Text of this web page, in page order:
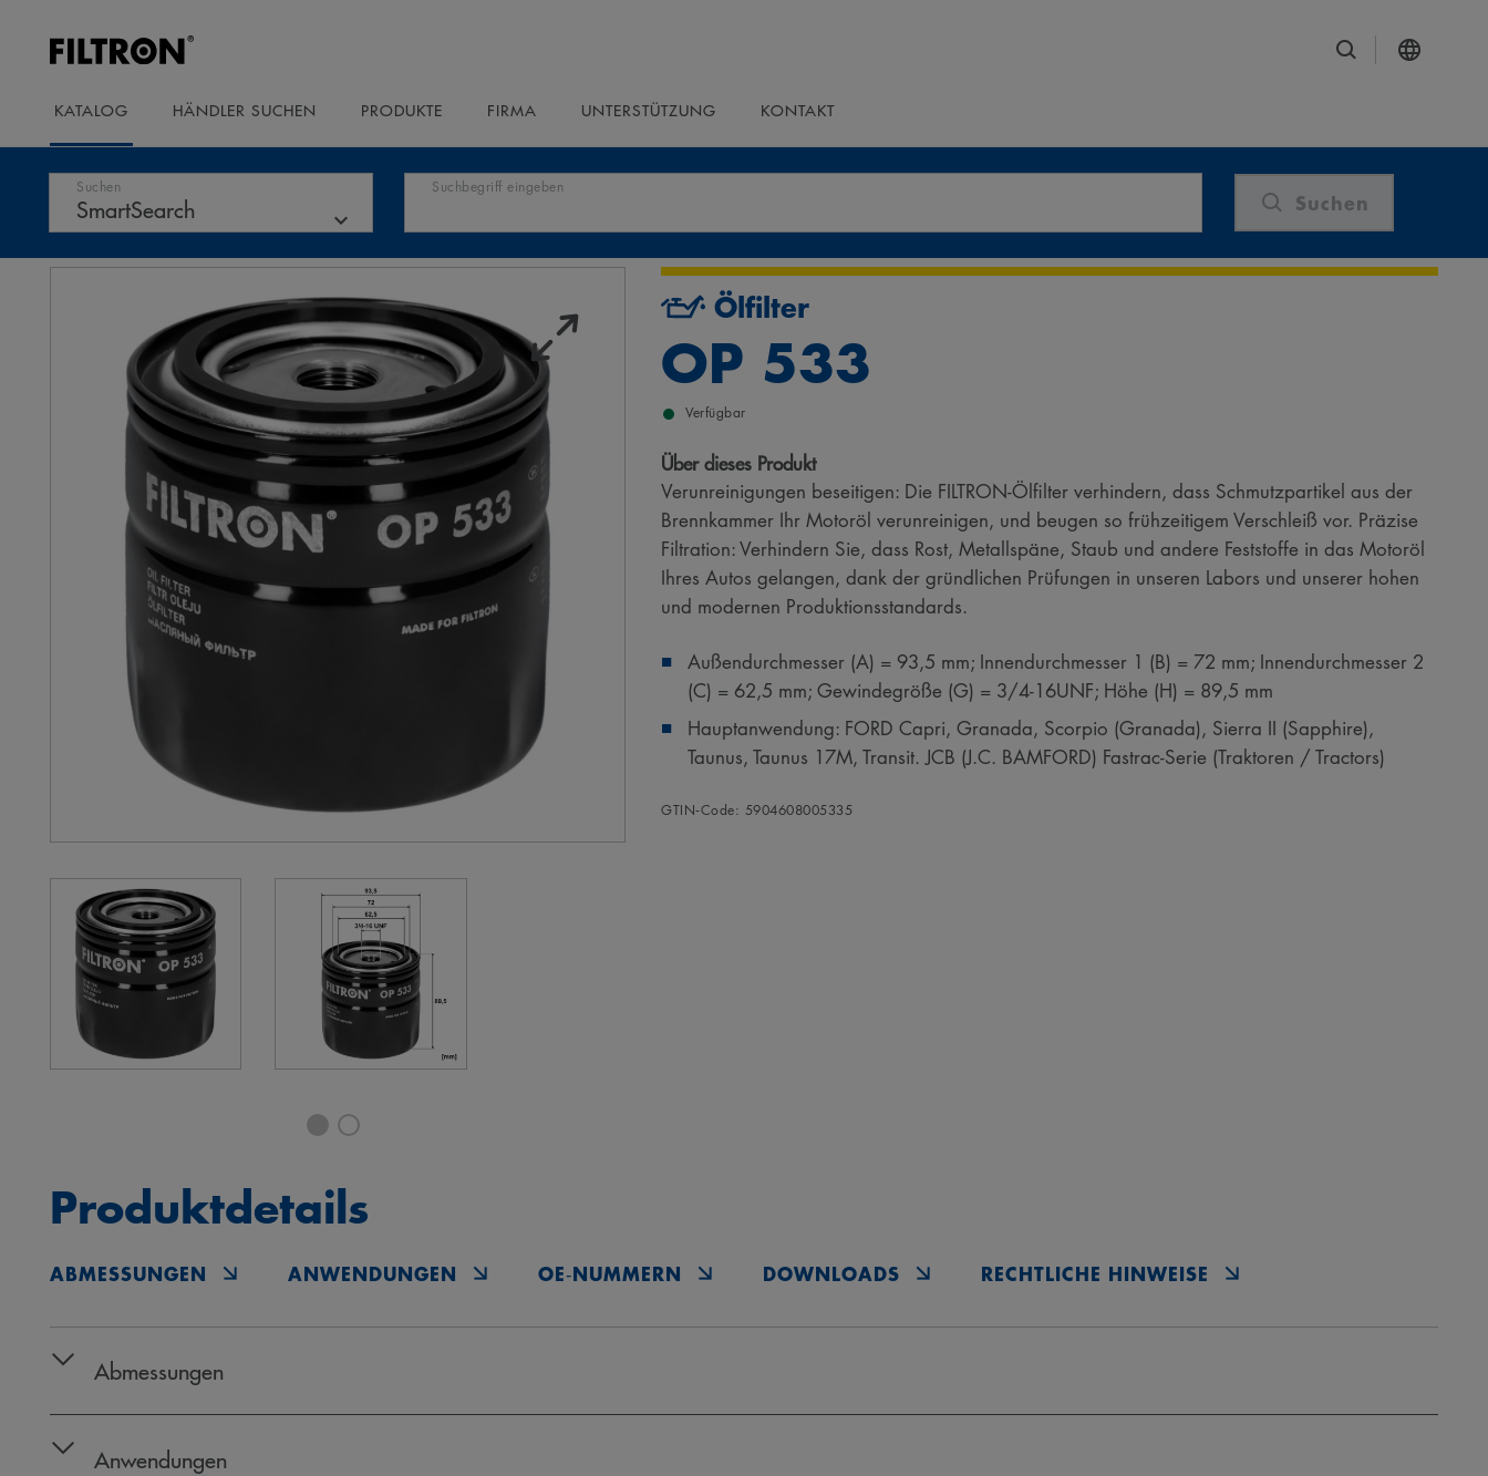
KATALOG HÄNDLER SUCHEN PRODUKTE FIRMA UNTERSTÜTZUNG KONTAKT
Suchen Suchbegriff eingeben
Suchen
Ölfilter
OP 533
Verfügbar
Über dieses Produkt
Verunreinigungen beseitigen: Die FILTRON-Ölfilter verhindern, dass Schmutzpartikel aus der
Brennkammer Ihr Motoröl verunreinigen, und beugen so frühzeitigem Verschleiß vor. Präzise
Filtration: Verhindern Sie, dass Rost, Metallspäne, Staub und andere Feststoffe in das Motoröl
Ihres Autos gelangen, dank der gründlichen Prüfungen in unseren Labors und unserer hohen
und modernen Produktionsstandards.
Außendurchmesser (A) = 93,5 mm; Innendurchmesser 1 (B) = 72 mm; Innendurchmesser 2
(C) = 62,5 mm; Gewindegröße (G) = 3/4-16UNF; Höhe (H) = 89,5 mm
Hauptanwendung: FORD Capri, Granada, Scorpio (Granada), Sierra II (Sapphire),
Taunus, Taunus 17M, Transit. JCB (J.C. BAMFORD) Fastrac-Serie (Traktoren / Tractors)
GTIN‑Code: 5904608005335
Produktdetails
ABMESSUNGEN ANWENDUNGEN OE‑NUMMERN DOWNLOADS RECHTLICHE HINWEISE
Abmessungen
Anwendungen